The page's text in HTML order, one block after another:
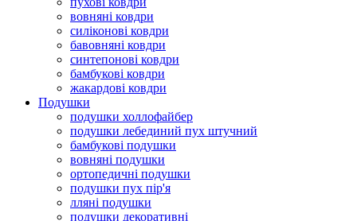
вовняні ковдри
силіконові ковдри
бавовняні ковдри
синтепонові ковдри
бамбукові ковдри
жакардові ковдри
Подушки
подушки холлофайбер
подушки лебединий пух штучний
бамбукові подушки
вовняні подушки
ортопедичні подушки
подушки пух пір'я
лляні подушки
подушки декоративні